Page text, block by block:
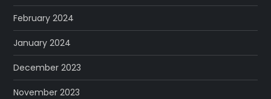
February 2024
January 2024
December 2023
November 2023